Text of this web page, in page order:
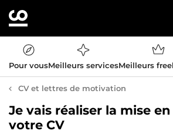
Pour vousMeilleurs servicesMeilleurs
CV et lettres de motivation
Je vais réaliser la mise
votre CV